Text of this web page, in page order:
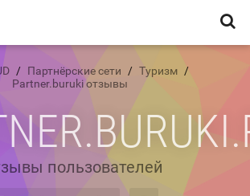
Партнёрские сети
Туризм
Partner.buruki отзывы
пользователей